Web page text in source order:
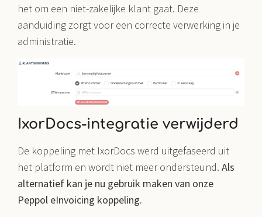
het om een niet-zakelijke klant gaat. Deze
aanduiding zorgt voor een correcte verwerking in je
administratie.
IxorDocs-integratie verwijderd
De koppeling met IxorDocs werd uitgefaseerd uit
het platform en wordt niet meer ondersteund. Als
alternatief kan je nu gebruik maken van onze
Peppol eInvoicing koppeling.